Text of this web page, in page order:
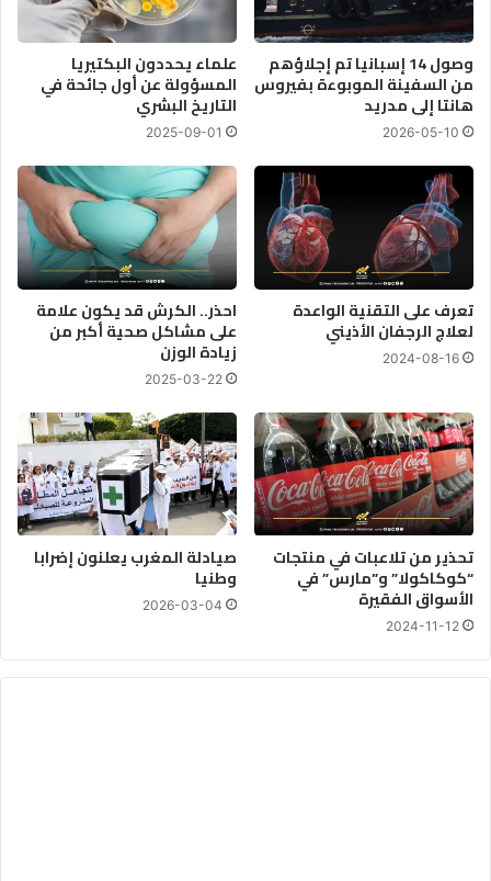
وصول 14 إسبانيا تم إجلاؤهم
من السفينة الموبوءة بفيروس
هانتا إلى مدريد
2026-05-10
علماء يحددون البكتيريا
المسؤولة عن أول جائحة في
التاريخ البشري
2025-09-01
تعرف على التقنية الواعدة
لعلاج الرجفان الأذيني
2024-08-16
احذر.. الكرش قد يكون علامة
على مشاكل صحية أكبر من
زيادة الوزن
2025-03-22
تحذير من تلاعبات في منتجات
“كوكاكولا” و”مارس” في
الأسواق الفقيرة
2024-11-12
صيادلة المغرب يعلنون إضرابا
وطنيا
2026-03-04